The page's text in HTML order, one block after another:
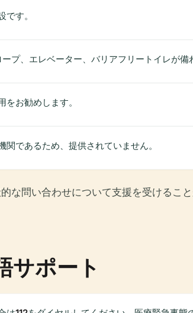
す。
プ、エレベーター、バリアフリートイレが備
お勧めします。
であるため、提供されていません。
な問い合わせについて支援を受けるこ
サポート